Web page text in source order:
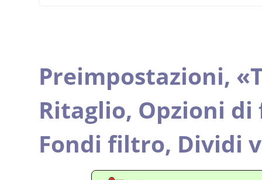
Preimpostazioni, «
Ritaglio, Opzioni
Fondi filtro, Dividi